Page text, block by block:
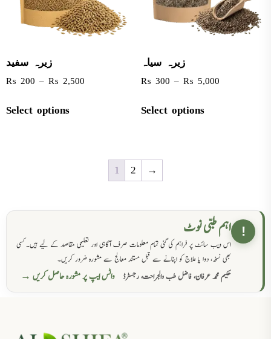
زیرہ سفید
₨ 200 – ₨ 2,500
Select options
زیرہ سیاہ
₨ 300 – ₨ 5,000
Select options
1 2 →
! اہم طبی نوٹ
اس ویب سائٹ پر فراہم کی گئی تمام معلومات صرف آگاہی اور تعلیمی مقاصد کے لیے ہیں۔ کسی
بھی نسخہ، دوا یا علاج کو اپنانے سے قبل مستند معالج سے مشورہ ضرور کریں۔
حکیم محمد عرفان، فاضل طب والجراحت، رجسٹرڈ
واٹس ایپ پر مشورہ حاصل کریں →